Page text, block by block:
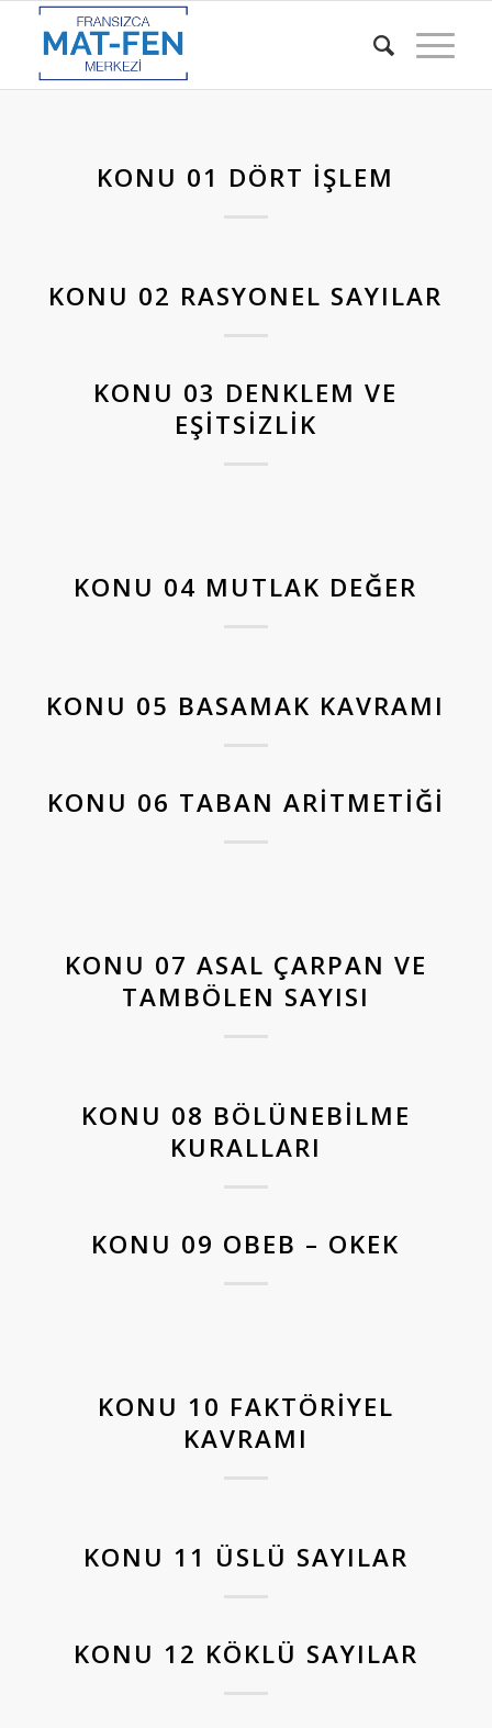
KONU 01 DÖRT İŞLEM
KONU 02 RASYONEL SAYILAR
KONU 03 DENKLEM VE
EŞITSIZLIK
KONU 04 MUTLAK DEĞER
KONU 05 BASAMAK KAVRAMI
KONU 06 TABAN ARITMETIĞI
KONU 07 ASAL ÇARPAN VE
TAMBÖLEN SAYISI
KONU 08 BÖLÜNEBILME
KURALLARI
KONU 09 OBEB – OKEK
KONU 10 FAKTÖRIYEL
KAVRAMI
KONU 11 ÜSLÜ SAYILAR
KONU 12 KÖKLÜ SAYILAR